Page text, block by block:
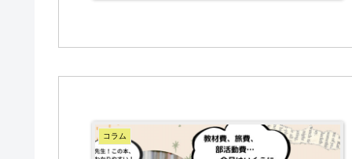
コラム